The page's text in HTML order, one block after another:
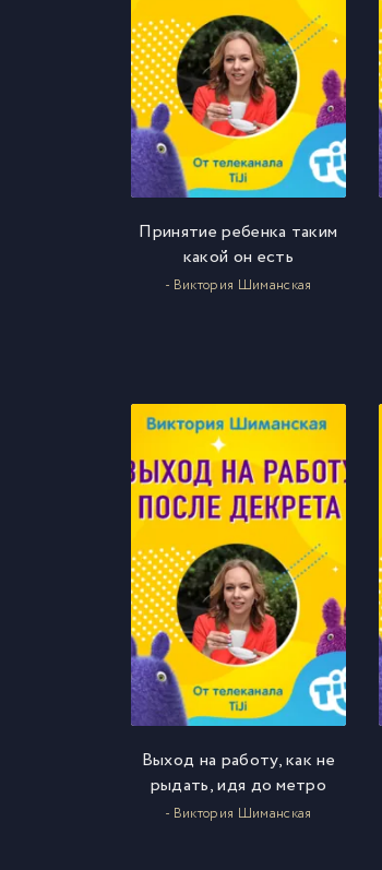
Принятие ребенка таким
какой он есть
- Виктория Шиманская
Выход на работу, как не
рыдать, идя до метро
- Виктория Шиманская